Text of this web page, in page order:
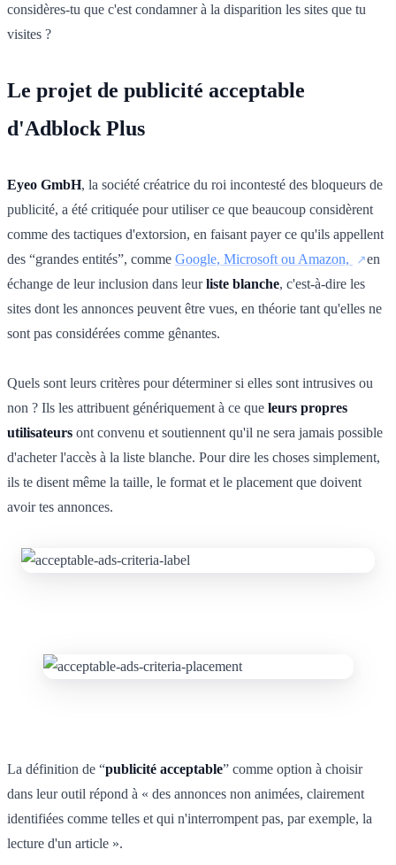
considères-tu que c'est condamner à la disparition les sites que tu
visites ?
Le projet de publicité acceptable
d'Adblock Plus
Eyeo GmbH, la société créatrice du roi incontesté des bloqueurs de
publicité, a été critiquée pour utiliser ce que beaucoup considèrent
comme des tactiques d'extorsion, en faisant payer ce qu'ils appellent
des “grandes entités”, comme Google, Microsoft ou Amazon,
en
échange de leur inclusion dans leurliste blanche, c'est-à-dire les
sites dont les annonces peuvent être vues, en théorie tant qu'elles ne
sont pas considérées comme gênantes.
Quels sont leurs critères pour déterminer si elles sont intrusives ou
non ? Ils les attribuent génériquement à ce que leurs propres
utilisateurs ont convenu et soutiennent qu'il ne sera jamais possible
d'acheter l'accès à la liste blanche. Pour dire les choses simplement,
ils te disent même la taille, le format et le placement que doivent
avoir tes annonces.
La définition de “publicité acceptable” comme option à choisir
dans leur outil répond à « des annonces non animées, clairement
identifiées comme telles et qui n'interrompent pas, par exemple, la
lecture d'un article ».